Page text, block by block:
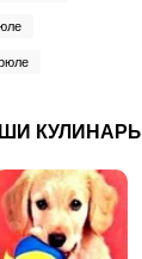
КУЛИНАРЫ